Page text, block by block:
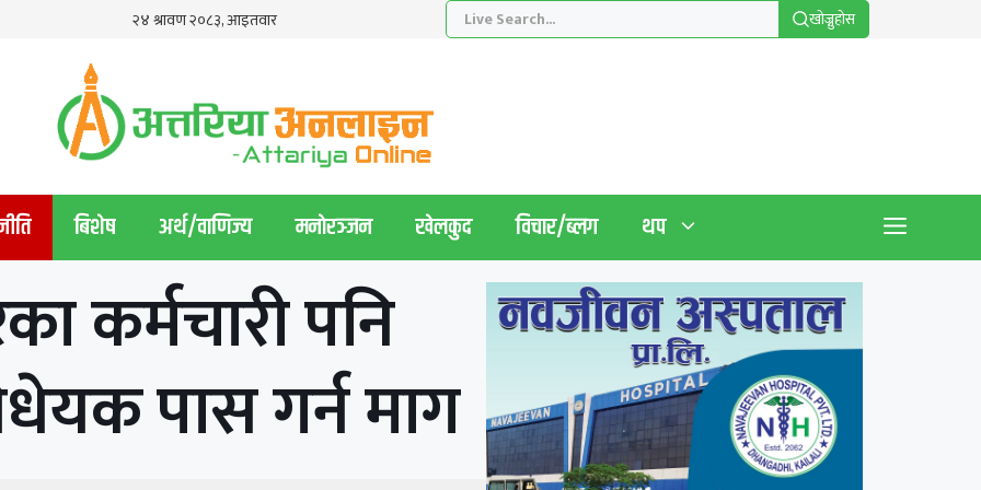
खाेज्नुहाेस
बिशेष अर्थ/वाणिज्य मनाेरञ्जन खेलकुद विचार/ब्लग थप
कर्मचारी पनि
पास गर्न माग